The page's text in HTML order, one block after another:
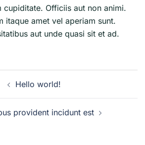
cupiditate. Officiis aut non animi.
itaque amet vel aperiam sunt.
aut unde quasi sit et ad.
Hello world!
provident incidunt est